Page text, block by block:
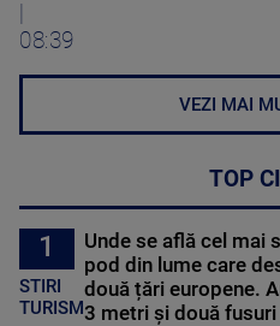
08:39
VEZI MAI
TOP
1
STIRI
TURISM
Unde se află cel mai
pod din lume care
două țări europene.
3 metri și două